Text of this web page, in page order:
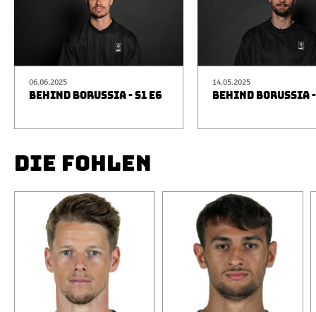
06.06.2025
BEHIND BORUSSIA - S1 E6
14.05.2025
BEHIND BORUSSIA
DIE FOHLEN